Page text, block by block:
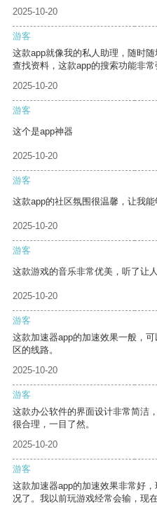
2025-10-20
游客
这款app就像我的私人助理，随时
查找资料，这款app的搜索功能非
2025-10-20
游客
这个是app神器
2025-10-20
游客
这款app的社区氛围很温馨，让我能
2025-10-20
游客
这款游戏的音乐非常优美，听了让人
2025-10-20
游客
这款加速器app的加速效果一般，
区的线路。
2025-10-20
游客
这款办公软件的界面设计非常简洁
很合理，一目了然。
2025-10-20
游客
这款加速器app的加速效果非常好
况了。我以前玩游戏经常会输，现